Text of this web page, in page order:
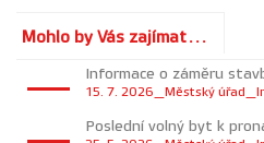
Mohlo by Vás zajímat...
Informace o záměru
15. 7. 2026_Městský
Poslední volný byt k